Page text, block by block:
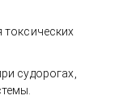
токсических
судорогах,